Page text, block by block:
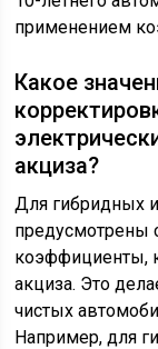
применением
Какое
акциза?
Для гибридных
предусмотрены
коэффициенты,
акциза. Это
чистых
Например, для